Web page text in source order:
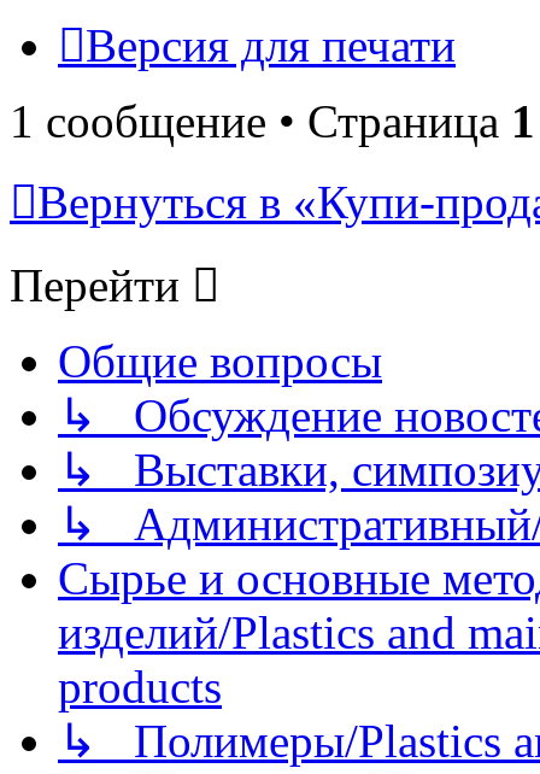
Версия для печати
1 сообщение • Страница 1
Вернуться в «Купи-
Перейти
Общие вопросы
↳ Обсуждение
↳ Выставки,
↳
Сырье и основные
изделий/Plastics and
products
↳ Полимеры/Plastics